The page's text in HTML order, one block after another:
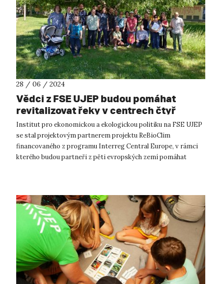
28 / 06 / 2024
Vědci z FSE UJEP budou pomáhat
revitalizovat řeky v centrech čtyř
evropských měst
Institut pro ekonomickou a ekologickou politiku na FSE UJEP
se stal projektovým partnerem projektu ReBioClim
financovaného z programu Interreg Central Europe, v rámci
kterého budou partneři z pěti evropských zemí pomáhat